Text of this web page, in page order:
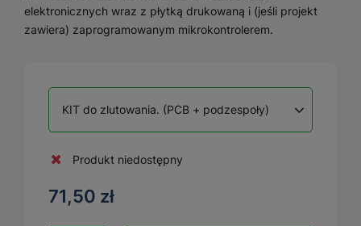
elektronicznych wraz z płytką drukowaną i (jeśli projekt
zawiera) zaprogramowanym mikrokontrolerem.
KIT do zlutowania. (PCB + podzespoły)
Produkt niedostępny
71,50 zł